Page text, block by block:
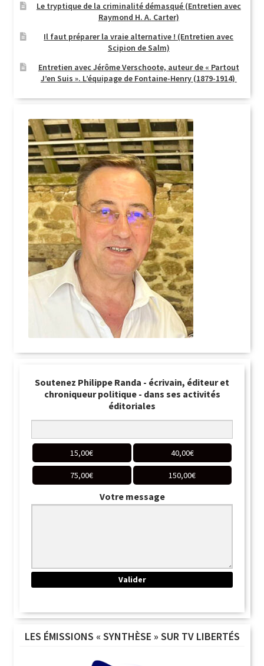
Le tryptique de la criminalité démasqué (Entretien avec
Raymond H. A. Carter)
Il faut préparer la vraie alternative ! (Entretien avec
Scipion de Salm)
Entretien avec Jérôme Verschoote, auteur de « Partout
J’en Suis ». L’équipage de Fontaine-Henry (1879-1914)
Soutenez Philippe Randa - écrivain, éditeur et
chroniqueur politique - dans ses activités
éditoriales
15,00€ 40,00€
75,00€ 150,00€
Votre message
LES ÉMISSIONS « SYNTHÈSE » SUR TV LIBERTÉS